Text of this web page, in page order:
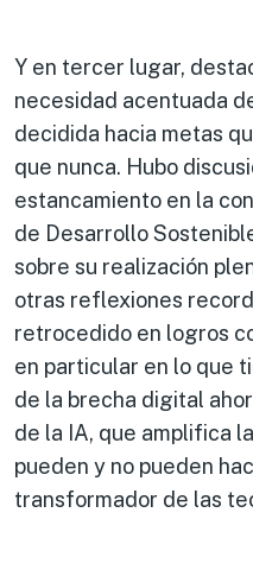
Y en tercer lugar,
necesidad acentuada
decidida hacia metas
que nunca. Hubo
estancamiento en la
de Desarrollo
sobre su realización
otras reflexiones
retrocedido en logros
en particular en lo que
de la brecha digital
de la IA, que amplifica
pueden y no pueden
transformador de las